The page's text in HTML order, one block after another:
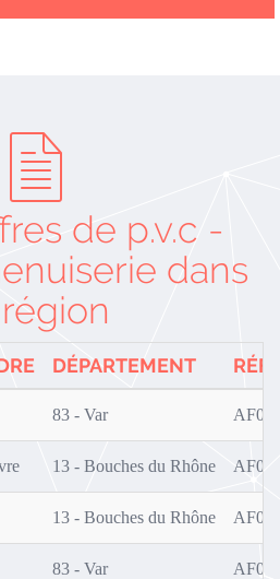
de p.v.c -
dans
DÉPARTEMENT
83 - Var
13 - Bouches du Rhône
13 - Bouches du Rhône
83 - Var